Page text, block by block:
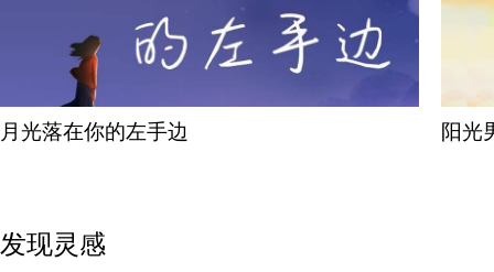
月光落在你的左手边 阳光
发现灵感